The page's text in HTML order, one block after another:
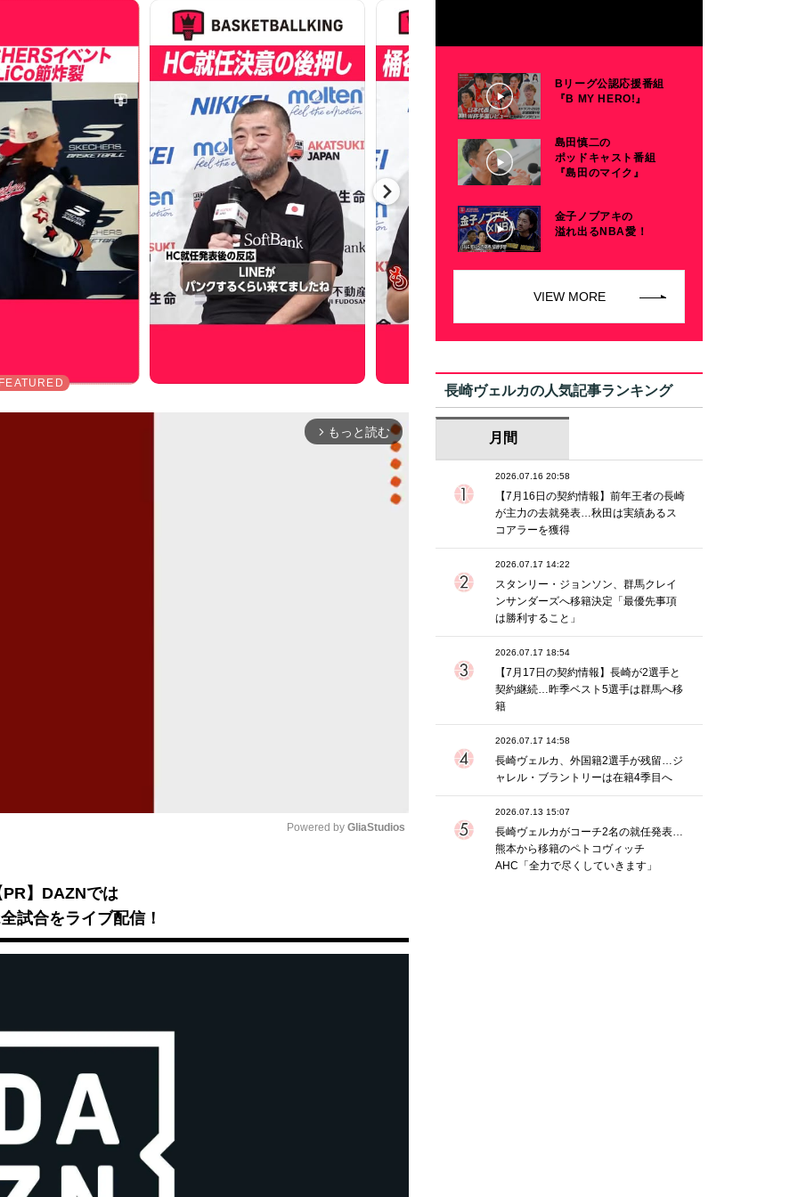
arrow_forward_ios もっと読む
Powered by GliaStudios
PR】DAZNでは
試合をライブ配信！
Bリーグ公認応援番組
『B MY HERO!』
島田慎二の
ポッドキャスト番組
『島田のマイク』
金子ノブアキの
溢れ出るNBA愛！
VIEW MORE
長崎ヴェルカの人気記事ランキング
月間
2026.07.16 20:58
【7月16日の契約情報】前年王者の長崎
が主力の去就発表…秋田は実績あるス
コアラーを獲得
2026.07.17 14:22
スタンリー・ジョンソン、群馬クレイ
ンサンダーズへ移籍決定「最優先事項
は勝利すること」
2026.07.17 18:54
【7月17日の契約情報】長崎が2選手と
契約継続…昨季ベスト5選手は群馬へ移
籍
2026.07.17 14:58
長崎ヴェルカ、外国籍2選手が残留…ジ
ャレル・ブラントリーは在籍4季目へ
2026.07.13 15:07
長崎ヴェルカがコーチ2名の就任発表…
熊本から移籍のペトコヴィッチ
AHC「全力で尽くしていきます」